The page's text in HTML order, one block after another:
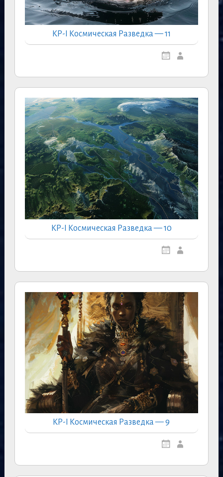
КР-I Космическая Разведка — 11
КР-I Космическая Разведка — 10
КР-I Космическая Разведка — 9